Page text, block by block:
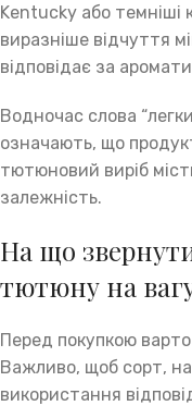
Kentucky або
виразніше відчуття
відповідає за
Водночас слова
означають, що
тютюновий виріб
залежність.
На що
тютюну на
Перед покупкою
Важливо, щоб сорт,
використання